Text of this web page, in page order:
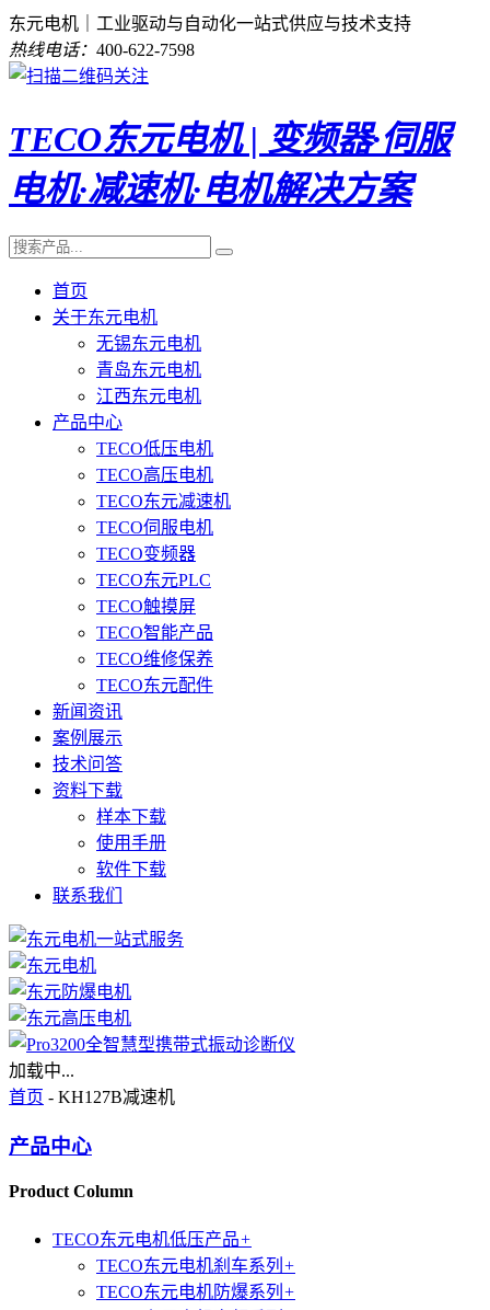
东元电机｜工业驱动与自动化一站式供应与技术支持
热线电话： 400-622-7598
TECO东元电机 | 变频器·伺服
电机·减速机·电机解决方案
首页
关于东元电机
无锡东元电机
青岛东元电机
江西东元电机
产品中心
TECO低压电机
TECO高压电机
TECO东元减速机
TECO伺服电机
TECO变频器
TECO东元PLC
TECO触摸屏
TECO智能产品
TECO维修保养
TECO东元配件
新闻资讯
案例展示
技术问答
资料下载
样本下载
使用手册
软件下载
联系我们
加载中...
首页 - KH127B减速机
产品中心
Product Column
TECO东元电机低压产品+
TECO东元电机刹车系列 +
TECO东元电机防爆系列 +